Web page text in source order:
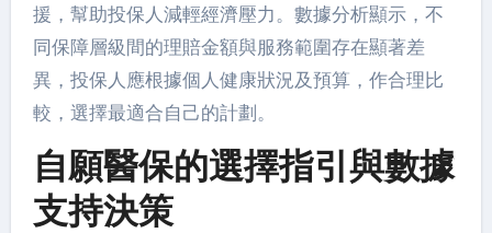
援，幫助投保人減輕經濟壓力。數據分析顯示，不
同保障層級間的理賠金額與服務範圍存在顯著差
異，投保人應根據個人健康狀況及預算，作合理比
較，選擇最適合自己的計劃。
自願醫保的選擇指引與數據
支持決策